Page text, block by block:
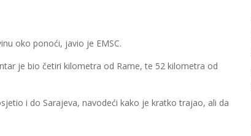
oko ponoći, javio je EMSC.
je bio četiri kilometra od Rame, te 52 kilometra od
i do Sarajeva, navodeći kako je kratko trajao, ali da